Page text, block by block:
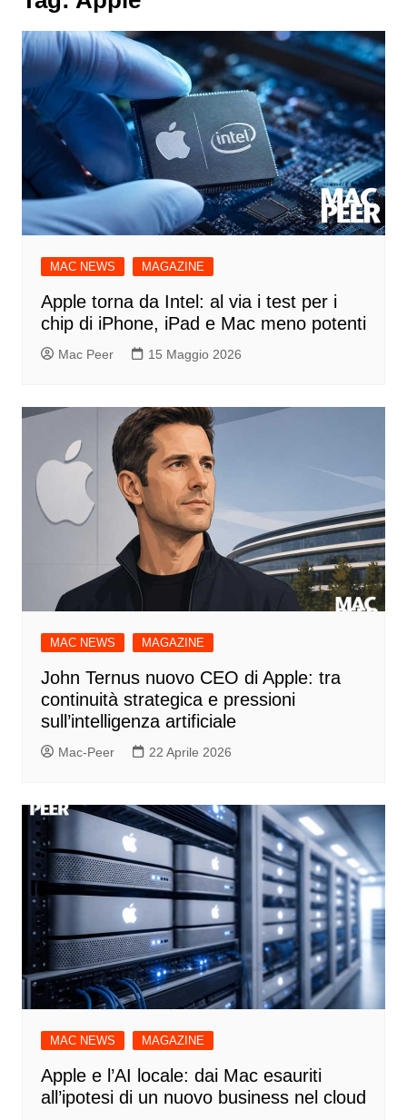
MAC NEWS MAGAZINE
Apple torna da Intel: al via i test per i
chip di iPhone, iPad e Mac meno potenti
Mac Peer 15 Maggio 2026
MAC NEWS MAGAZINE
John Ternus nuovo CEO di Apple: tra
continuità strategica e pressioni
sull’intelligenza artificiale
Mac-Peer 22 Aprile 2026
MAC NEWS MAGAZINE
Apple e l’AI locale: dai Mac esauriti
all’ipotesi di un nuovo business nel cloud